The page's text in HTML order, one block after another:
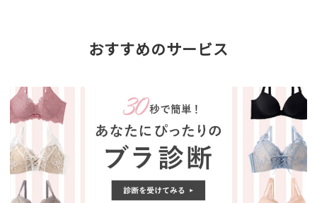
おすすめのサービス